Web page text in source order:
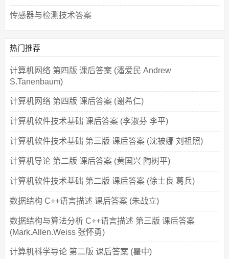
传感器与检测技术答案
热门推荐
计算机网络 第四版 课后答案 (潘爱民 Andrew
S.Tanenbaum)
计算机网络 第四版 课后答案 (谢希仁)
计算机软件技术基础 课后答案 (李淑芬 李平)
计算机软件技术基础 第三版 课后答案 (沈被娜 刘祖照)
计算机导论 第二版 课后答案 (黄国兴 陶树平)
计算机软件技术基础 第二版 课后答案 (徐士良 葛兵)
数据结构 C++语言描述 课后答案 (朱战立)
数据结构与算法分析 C++语言描述 第三版 课后答案
(Mark.Allen.Weiss 张怀勇)
计算机科学导论 第二版 课后答案 (瞿中)